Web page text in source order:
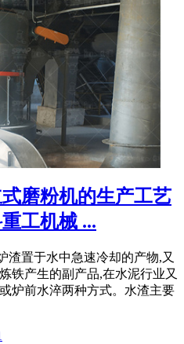
磨粉机的生产工艺
工机械 ...
渣置于水中急速冷却的产物,又
铁产生的副产品,在水泥行业又
炉前水淬两种方式。水渣主要